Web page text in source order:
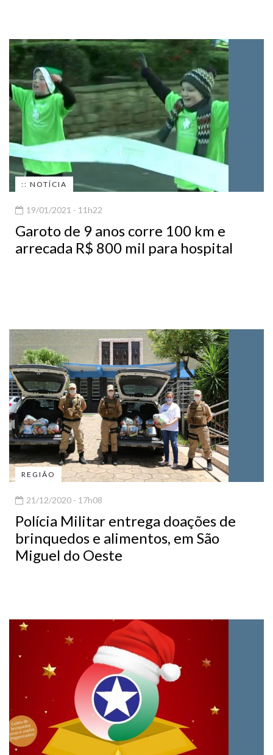
:: NOTÍCIA
19/01/2021 - 11h22
Garoto de 9 anos corre 100 km e
arrecada R$ 800 mil para hospital
REGIÃO
21/12/2020 - 17h08
Polícia Militar entrega doações de
brinquedos e alimentos, em São
Miguel do Oeste